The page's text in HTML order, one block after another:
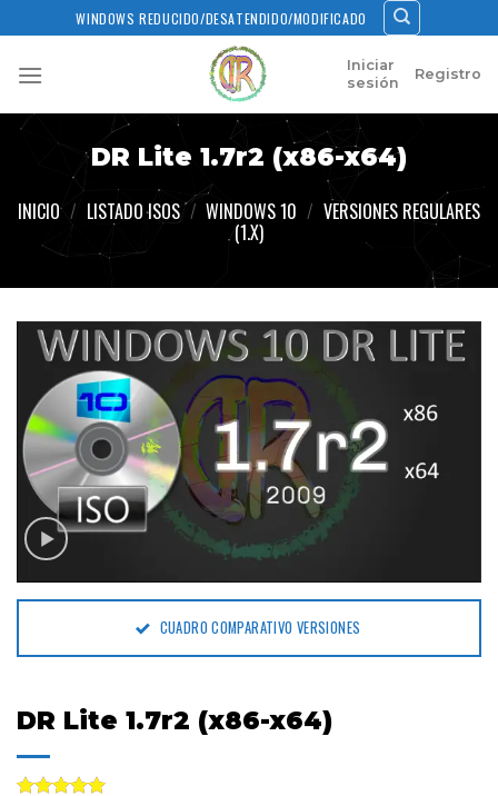
to
content
WINDOWS REDUCIDO/DESATENDIDO/MODIFICADO
Iniciar
sesión
Registro
DR Lite 1.7r2 (x86-x64)
INICIO / LISTADO ISOS / WINDOWS 10 / VERSIONES REGULARES
(1.X)
CUADRO COMPARATIVO VERSIONES
DR Lite 1.7r2 (x86-x64)